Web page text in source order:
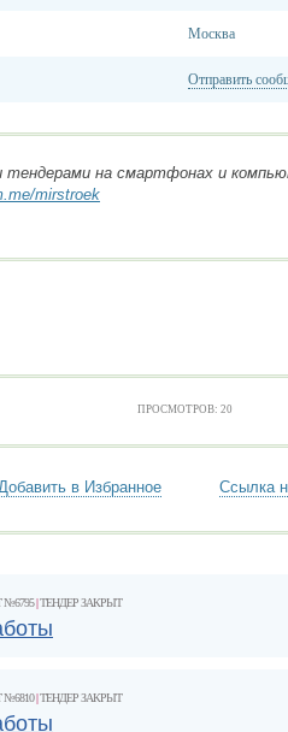
Москва
Отправить
тендерами на смартфонах и
mirstroek
ПРОСМОТРОВ: 20
в Избранное Ссылка
№6795|ТЕНДЕР ЗАКРЫТ
№6810|ТЕНДЕР ЗАКРЫТ